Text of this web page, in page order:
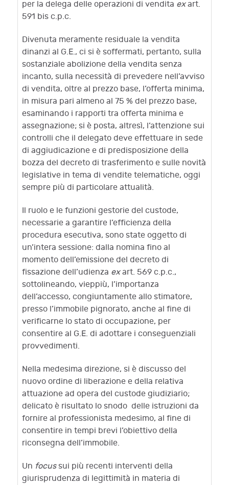
per la delega delle operazioni di vendita exart.
591 bis c.p.c.
Divenuta meramente residuale la vendita
dinanzi al G.E., ci si è soffermati, pertanto, sulla
sostanziale abolizione della vendita senza
incanto, sulla necessità di prevedere nell’avviso
di vendita, oltre al prezzo base, l’offerta minima,
in misura pari almeno al 75 % del prezzo base,
esaminando i rapporti tra offerta minima e
assegnazione; si è posta, altresì, l’attenzione sui
controlli che il delegato deve effettuare in sede
di aggiudicazione e di predisposizione della
bozza del decreto di trasferimento e sulle novità
legislative in tema di vendite telematiche, oggi
sempre più di particolare attualità.
Il ruolo e le funzioni gestorie del custode,
necessarie a garantire l’efficienza della
procedura esecutiva, sono state oggetto di
un’intera sessione: dalla nomina fino al
momento dell’emissione del decreto di
fissazione dell’udienza exart. 569 c.p.c.,
sottolineando, vieppiù, l’importanza
dell’accesso, congiuntamente allo stimatore,
presso l’immobile pignorato, anche al fine di
verificarne lo stato di occupazione, per
consentire al G.E. di adottare i conseguenziali
provvedimenti.
Nella medesima direzione, si è discusso del
nuovo ordine di liberazione e della relativa
attuazione ad opera del custode giudiziario;
delicato è risultato lo snodo delle istruzioni da
fornire al professionista medesimo, al fine di
consentire in tempi brevi l’obiettivo della
riconsegna dell’immobile.
Un focussui più recenti interventi della
giurisprudenza di legittimità in materia di